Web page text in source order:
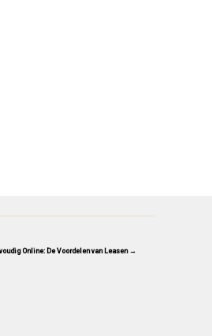
Online: De Voordelen van Leasen →